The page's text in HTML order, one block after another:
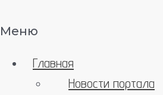
Меню
Главная
Новости портала